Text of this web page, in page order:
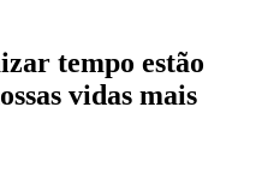
tempo estão
vidas mais